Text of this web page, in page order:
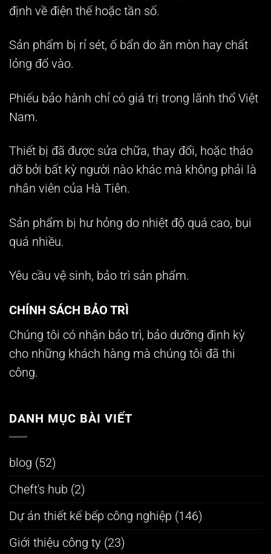
định về điện thế hoặc tần số.
Sản phẩm bị rỉ sét, ố bẩn do ăn mòn hay chất
lỏng đổ vào.
Phiếu bảo hành chỉ có giá trị trong lãnh thổ Việt
Nam.
Thiết bị đã được sửa chữa, thay đổi, hoặc tháo
dỡ bởi bất kỳ người nào khác mà không phải là
nhân viên của Hà Tiên.
Sản phẩm bị hư hỏng do nhiệt độ quá cao, bụi
quá nhiều.
Yêu cầu vệ sinh, bảo trì sản phẩm.
CHÍNH SÁCH BẢO TRÌ
Chúng tôi có nhận bảo trì, bảo dưỡng định kỳ
cho những khách hàng mà chúng tôi đã thi
công.
DANH MỤC BÀI VIẾT
blog (52)
Cheft's hub (2)
Dự án thiết kế bếp công nghiệp (146)
Giới thiệu công ty (23)